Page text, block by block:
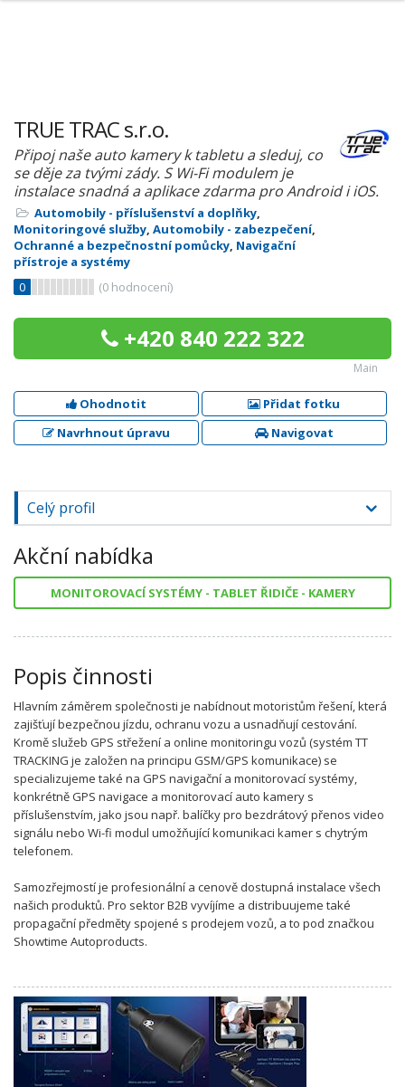
TRUE TRAC s.r.o.
Připoj naše auto kamery k tabletu a sleduj, co
se děje za tvými zády. S Wi-Fi modulem je
instalace snadná a aplikace zdarma pro Android i iOS.
Automobily - příslušenství a doplňky,
Monitoringové služby, Automobily - zabezpečení,
Ochranné a bezpečnostní pomůcky, Navigační
přístroje a systémy
0
(0 hodnocení)
+420 840 222 322
Main
Ohodnotit
Přidat fotku
Navrhnout úpravu
Navigovat
Celý profil
Akční nabídka
MONITOROVACÍ SYSTÉMY - TABLET ŘIDIČE - KAMERY
Popis činnosti
Hlavním záměrem společnosti je nabídnout motoristům řešení, která
zajišťují bezpečnou jízdu, ochranu vozu a usnadňují cestování.
Kromě služeb GPS střežení a online monitoringu vozů (systém TT
TRACKING je založen na principu GSM/GPS komunikace) se
specializujeme také na GPS navigační a monitorovací systémy,
konkrétně GPS navigace a monitorovací auto kamery s
příslušenstvím, jako jsou např. balíčky pro bezdrátový přenos video
signálu nebo Wi-fi modul umožňující komunikaci kamer s chytrým
telefonem.
Samozřejmostí je profesionální a cenově dostupná instalace všech
našich produktů. Pro sektor B2B vyvíjíme a distribuujeme také
propagační předměty spojené s prodejem vozů, a to pod značkou
Showtime Autoproducts.